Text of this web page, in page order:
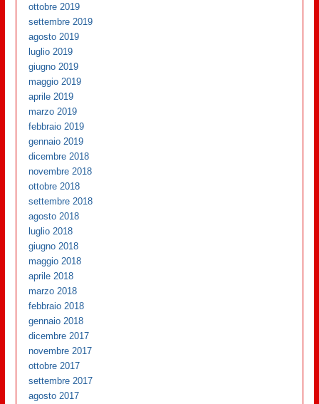
ottobre 2019
settembre 2019
agosto 2019
luglio 2019
giugno 2019
maggio 2019
aprile 2019
marzo 2019
febbraio 2019
gennaio 2019
dicembre 2018
novembre 2018
ottobre 2018
settembre 2018
agosto 2018
luglio 2018
giugno 2018
maggio 2018
aprile 2018
marzo 2018
febbraio 2018
gennaio 2018
dicembre 2017
novembre 2017
ottobre 2017
settembre 2017
agosto 2017